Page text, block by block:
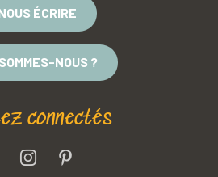
ÉCRIRE
NOUS ?
connectés